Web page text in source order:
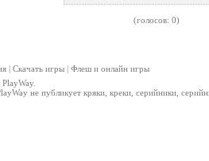
(голосов: 0)
| Скачать игры | Флеш и онлайн игры
PlayWay.
не публикует кряки, креки, серийники,